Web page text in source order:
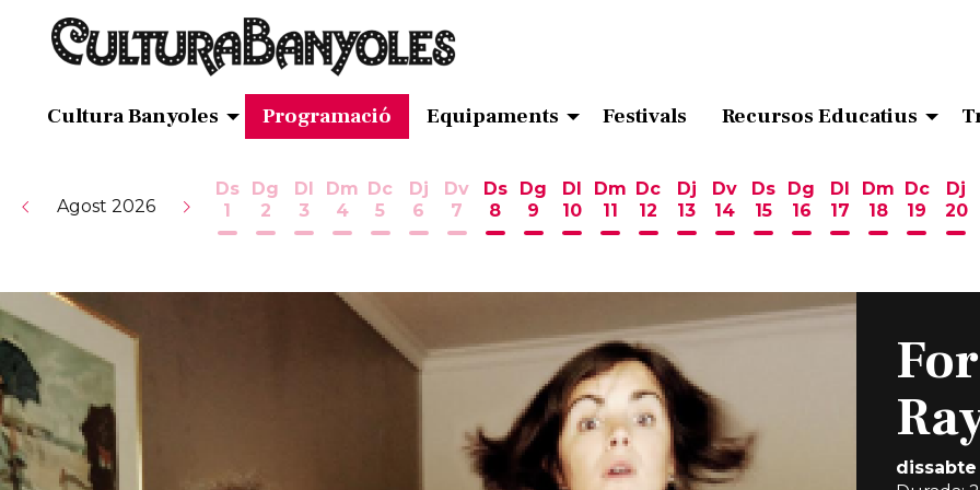
Cultura Banyoles Programació Equipaments Festivals Recursos Educatius
Agost 2026
Ds
1
Dissabte 1 d'agost
Dg
2
Diumenge 2 d'agost
Dl
3
Dilluns 3 d'agost
Dm
4
Dimarts 4 d'agost
Dc
5
Dimecres 5 d'agost
Dj
6
Dijous 6 d'agost
Dv
7
Divendres 7 d'agost
Ds
8
Dissabte 8 d'agost
Dg
9
Diumenge 9 d'agost
Dl
10
Dilluns 10 d'agost
Dm
11
Dimarts 11 d'agost
Dc
12
Dimecres 12 d'agost
Dj
13
Dijous 13 d'agost
Dv
14
Divendres 14 d'agost
Ds
15
Dissabte 15 d'agost
Dg
16
Diumenge 16
Dl
17
Dilluns 17
Dm
18
Dimarts 18
Dc
19
Dj
20
dissabte